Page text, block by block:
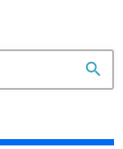
search